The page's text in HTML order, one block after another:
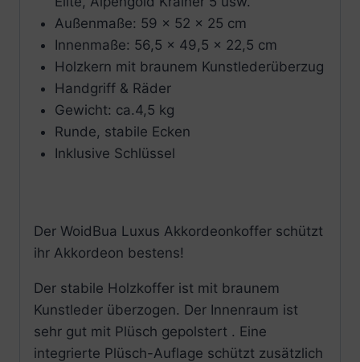
Außenmaße: 59 x 52 x 25 cm
Innenmaße: 56,5 x 49,5 x 22,5 cm
Holzkern mit braunem Kunstlederüberzug
Handgriff & Räder
Gewicht: ca.4,5 kg
Runde, stabile Ecken
Inklusive Schlüssel
Der WoidBua Luxus Akkordeonkoffer schützt
ihr Akkordeon bestens!
Der stabile Holzkoffer ist mit braunem
Kunstleder überzogen. Der Innenraum ist
sehr gut mit Plüsch gepolstert . Eine
integrierte Plüsch-Auflage schützt zusätzlich